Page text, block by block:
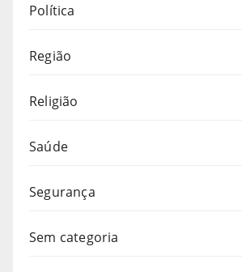
Política
Região
Religião
Saúde
Segurança
Sem categoria